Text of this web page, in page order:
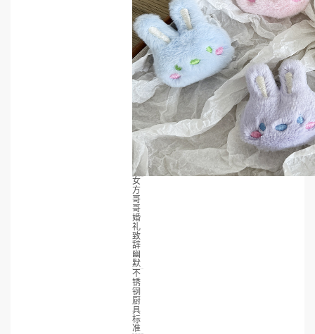
女
方
哥
哥
婚
礼
致
辞
幽
默
不
锈
钢
厨
具
标
准